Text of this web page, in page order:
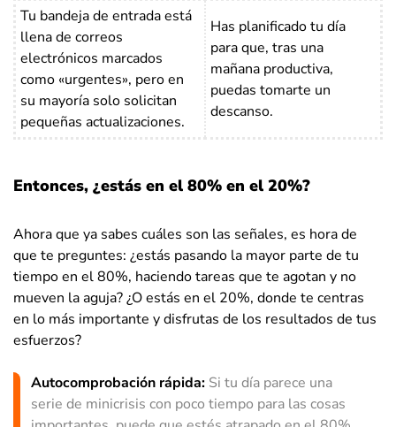
Tu bandeja de entrada está
llena de correos
electrónicos marcados
como «urgentes», pero en
su mayoría solo solicitan
pequeñas actualizaciones.
Has planificado tu día
para que, tras una
mañana productiva,
puedas tomarte un
descanso.
Entonces, ¿estás en el 80% en el 20%?
Ahora que ya sabes cuáles son las señales, es hora de
que te preguntes: ¿estás pasando la mayor parte de tu
tiempo en el 80%, haciendo tareas que te agotan y no
mueven la aguja? ¿O estás en el 20%, donde te centras
en lo más importante y disfrutas de los resultados de tus
esfuerzos?
Autocomprobación rápida: Si tu día parece una
serie de minicrisis con poco tiempo para las cosas